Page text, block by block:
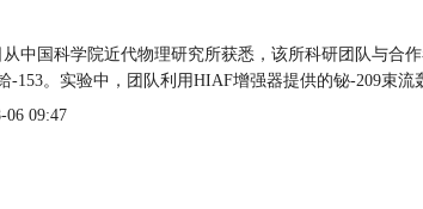
从中国科学院近代物理研究所获悉，该所科研团队与合
-153。实验中，团队利用HIAF增强器提供的铋-209束
06 09:47